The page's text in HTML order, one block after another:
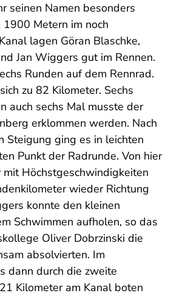
seinen Namen besonders
Metern im noch
lagen Göran Blaschke,
Jan Wiggers gut im Rennen.
Runden auf dem Rennrad.
zu 82 Kilometer. Sechs
auch sechs Mal musste der
erklommen werden. Nach
Steigung ging es in leichten
Punkt der Radrunde. Von hier
Höchstgeschwindigkeiten
wieder Richtung
konnte den kleinen
Schwimmen aufholen, so das
Oliver Dobrzinski die
absolvierten. Im
dann durch die zweite
Kilometer am Kanal boten